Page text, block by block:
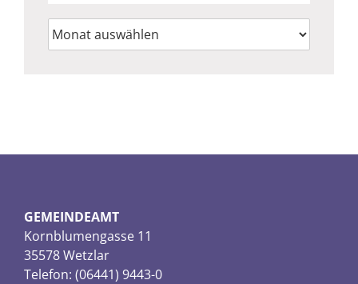
Archiv
GEMEINDEAMT
Kornblumengasse 11
35578 Wetzlar
Telefon: (06441) 9443-0